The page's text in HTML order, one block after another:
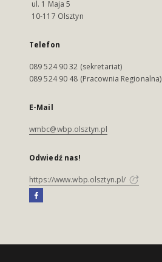
ul. 1 Maja 5
10-117 Olsztyn
Telefon
089 524 90 32 (sekretariat)
089 524 90 48 (Pracownia Regionalna)
E-Mail
wmbc@wbp.olsztyn.pl
Odwiedź nas!
https://www.wbp.olsztyn.pl/